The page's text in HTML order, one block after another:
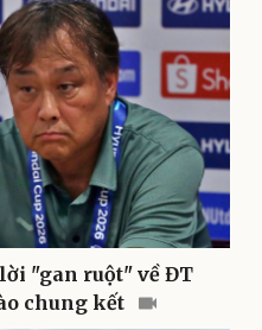
Giải trí
Nghệ sĩ
Thời trang
Sao Việt
"gan ruột" về ĐT
chung kết